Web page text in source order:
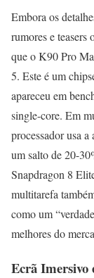
Embora os
rumores e teasers
que o K90 Pro
5. Este é um
apareceu em
single-core. Em
processador usa
um salto de 20-
Snapdragon 8
multitarefa
como um
melhores do
Ecrã Imersivo